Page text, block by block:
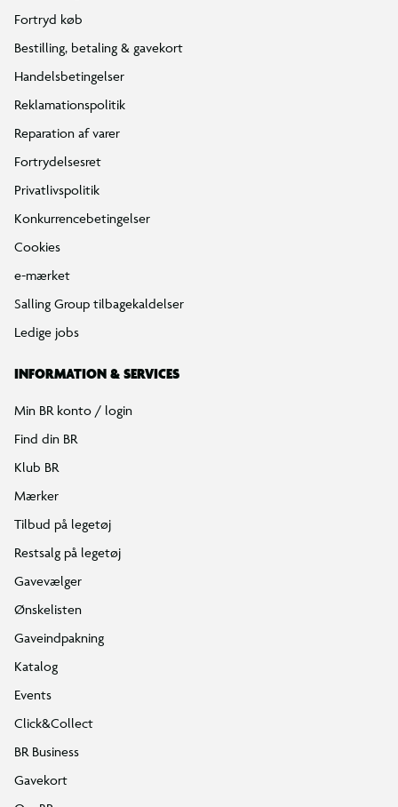
Fortryd køb
Bestilling, betaling & gavekort
Handelsbetingelser
Reklamationspolitik
Reparation af varer
Fortrydelsesret
Privatlivspolitik
Konkurrencebetingelser
Cookies
e-mærket
Salling Group tilbagekaldelser
Ledige jobs
INFORMATION & SERVICES
Min BR konto / login
Find din BR
Klub BR
Mærker
Tilbud på legetøj
Restsalg på legetøj
Gavevælger
Ønskelisten
Gaveindpakning
Katalog
Events
Click&Collect
BR Business
Gavekort